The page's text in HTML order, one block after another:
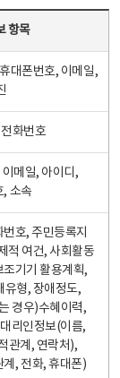
항목
대폰번호, 이메일,
화번호
메일, 아이디,
, 소속
호, 주민등록지
적 여건, 사회활동
조기기 활용계획,
유형, 장애정도,
경우)수혜이력,
리인정보(이름,
관계, 연락처),
, 전화, 휴대폰)